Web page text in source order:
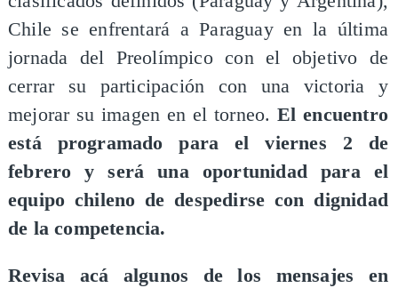
Chile se enfrentará a Paraguay en la última
jornada del Preolímpico con el objetivo de
cerrar su participación con una victoria y
mejorar su imagen en el torneo.El encuentro
está programado para el viernes 2 de
febrero y será una oportunidad para el
equipo chileno de despedirse con dignidad
de la competencia.
Revisa acá algunos de los mensajes en